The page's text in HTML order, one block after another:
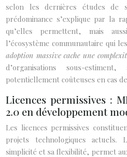
selon les dernières études de
prédominance s’explique par la
qu’elles permettent, mais
l’écosystème communautaire qui
adoption massive cache une
d’organisations sous-
potentiellement coûteuses en cas
Licences permissives :
2.0 en développement
Les licences permissives
projets technologiques
simplicité et sa flexibilité, permet